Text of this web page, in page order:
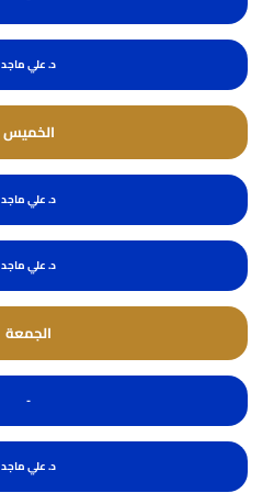
د. علي ماجد
الخميس
د. علي ماجد
د. علي ماجد
الجمعة
-
د. علي ماجد